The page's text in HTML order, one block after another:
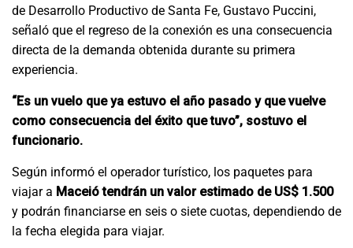
de Desarrollo Productivo de Santa Fe, Gustavo Puccini,
señaló que el regreso de la conexión es una consecuencia
directa de la demanda obtenida durante su primera
experiencia.
“Es un vuelo que ya estuvo el año pasado y que vuelve
como consecuencia del éxito que tuvo”, sostuvo el
funcionario.
Según informó el operador turístico, los paquetes para
viajar a Maceió tendrán un valor estimado de US$ 1.500
y podrán financiarse en seis o siete cuotas, dependiendo de
la fecha elegida para viajar.